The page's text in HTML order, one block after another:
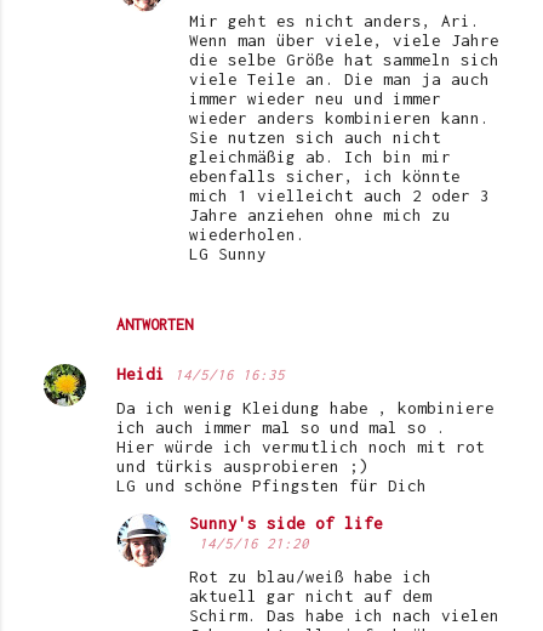
ANTWORTEN
Mir geht es nicht anders, Ari.
Wenn man über viele, viele Jahre
die selbe Größe hat sammeln sich
viele Teile an. Die man ja auch
immer wieder neu und immer
wieder anders kombinieren kann.
Sie nutzen sich auch nicht
gleichmäßig ab. Ich bin mir
ebenfalls sicher, ich könnte
mich 1 vielleicht auch 2 oder 3
Jahre anziehen ohne mich zu
wiederholen.
LG Sunny
Heidi 14/5/16 16:35
Da ich wenig Kleidung habe , kombiniere
ich auch immer mal so und mal so .
Hier würde ich vermutlich noch mit rot
und türkis ausprobieren ;)
LG und schöne Pfingsten für Dich
Sunny's side of life
14/5/16 21:20
Rot zu blau/weiß habe ich
aktuell gar nicht auf dem
Schirm. Das habe ich nach vielen